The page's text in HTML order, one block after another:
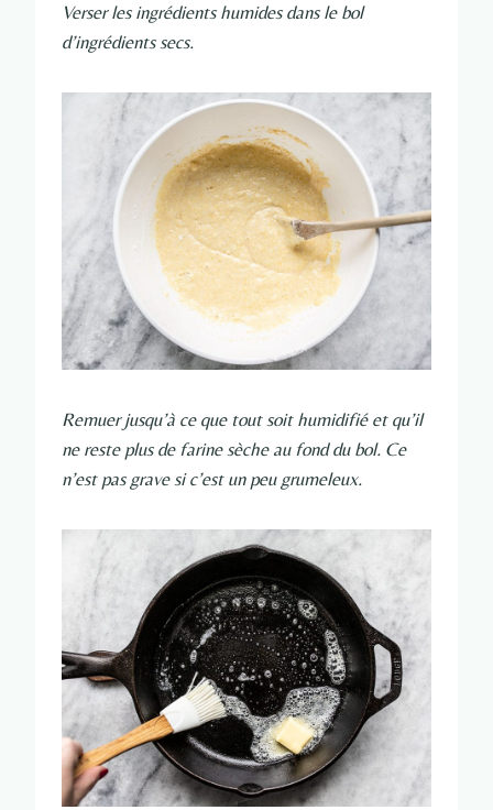
Verser les ingrédients humides dans le bol
d’ingrédients secs.
Remuer jusqu’à ce que tout soit humidifié et qu’il
ne reste plus de farine sèche au fond du bol. Ce
n’est pas grave si c’est un peu grumeleux.